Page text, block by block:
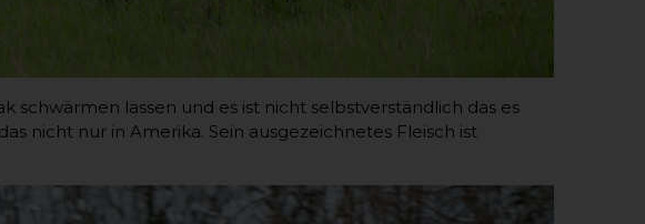
schwärmen lassen und es ist nicht selbstverständlich das es
nicht nur in Amerika. Sein ausgezeichnetes Fleisch ist